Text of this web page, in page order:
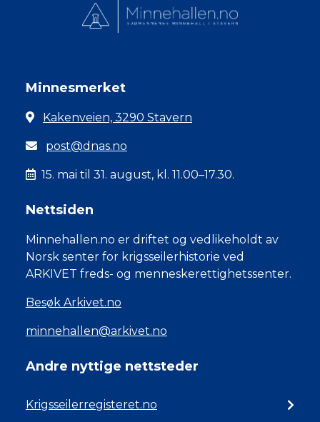
Minnesmerket
Kakenveien, 3290 Stavern
post@dnas.no
15. mai til 31. august, kl. 11.00–17.30.
Nettsiden
Minnehallen.no er driftet og vedlikeholdt av
Norsk senter for krigsseilerhistorie ved
ARKIVET freds- og menneskerettighetssenter.
Besøk Arkivet.no
minnehallen@arkivet.no
Andre nyttige nettsteder
Krigsseilerregisteret.no